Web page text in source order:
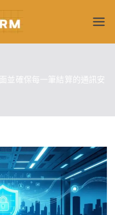
Wiki
並確保每一筆結算的通訊安